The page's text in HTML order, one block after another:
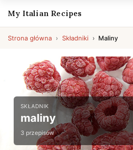
My Italian Recipes
Strona główna Składniki Maliny
SKŁADNIK
maliny
3 przepisów